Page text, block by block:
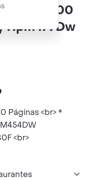
Rinde 2.100
Hpm479Dw
Páginas <br> *
<br>